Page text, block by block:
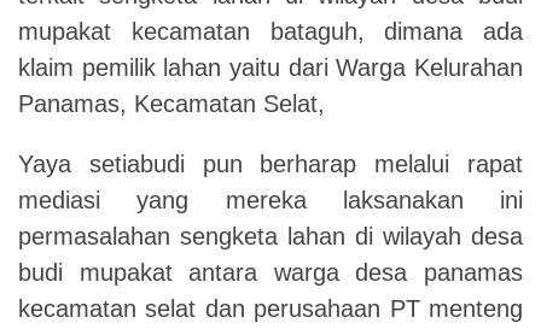
mupakat kecamatan bataguh, dimana ada
klaim pemilik lahan yaitu dari Warga Kelurahan
Panamas, Kecamatan Selat,
Yaya setiabudi pun berharap melalui rapat
mediasi yang mereka laksanakan ini
permasalahan sengketa lahan di wilayah desa
budi mupakat antara warga desa panamas
kecamatan selat dan perusahaan PT menteng